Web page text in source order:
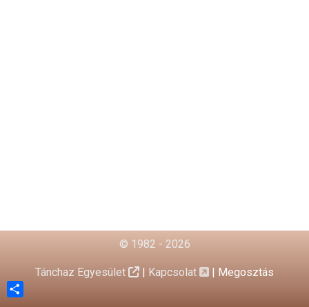
© 1982 - 2026
Tánchaz Egyesület | Kapcsolat | Megosztás